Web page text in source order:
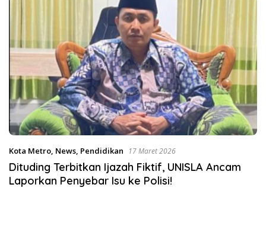
Kota Metro, News, Pendidikan 17 Maret 2026
Dituding Terbitkan Ijazah Fiktif, UNISLA Ancam
Laporkan Penyebar Isu ke Polisi!